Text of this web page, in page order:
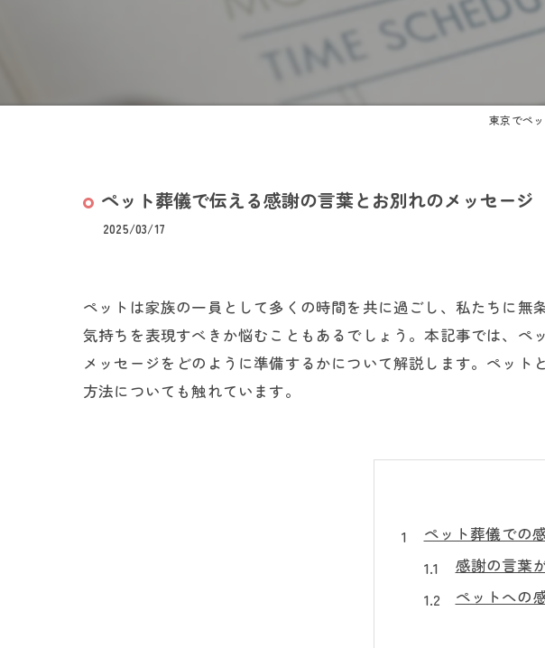
東京でペ
ペット葬儀で伝える感謝の言葉とお別れのメッセージ
2025/03/17
ペットは家族の一員として多くの時間を共に過ごし、私たちに
気持ちを表現すべきか悩むこともあるでしょう。本記事では、
メッセージをどのように準備するかについて解説します。ペッ
方法についても触れています。
ペット葬儀での
感謝の言葉
ペットへの
感謝の言葉